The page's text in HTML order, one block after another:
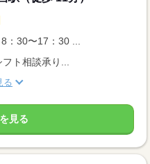
30〜17：30 ...
ト相談承り...
る
見る